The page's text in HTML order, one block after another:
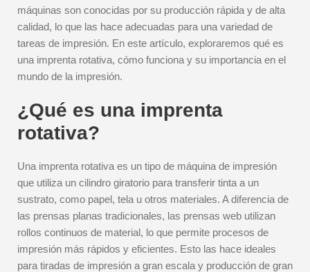
máquinas son conocidas por su producción rápida y de alta
calidad, lo que las hace adecuadas para una variedad de
tareas de impresión. En este artículo, exploraremos qué es
una imprenta rotativa, cómo funciona y su importancia en el
mundo de la impresión.
¿Qué es una imprenta
rotativa?
Una imprenta rotativa es un tipo de máquina de impresión
que utiliza un cilindro giratorio para transferir tinta a un
sustrato, como papel, tela u otros materiales. A diferencia de
las prensas planas tradicionales, las prensas web utilizan
rollos continuos de material, lo que permite procesos de
impresión más rápidos y eficientes. Esto las hace ideales
para tiradas de impresión a gran escala y producción de gran